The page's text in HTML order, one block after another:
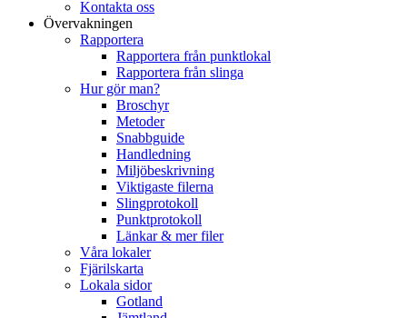
Kontakta oss
Övervakningen
Rapportera
Rapportera från punktlokal
Rapportera från slinga
Hur gör man?
Broschyr
Metoder
Snabbguide
Handledning
Miljöbeskrivning
Viktigaste filerna
Slingprotokoll
Punktprotokoll
Länkar & mer filer
Våra lokaler
Fjärilskarta
Lokala sidor
Gotland